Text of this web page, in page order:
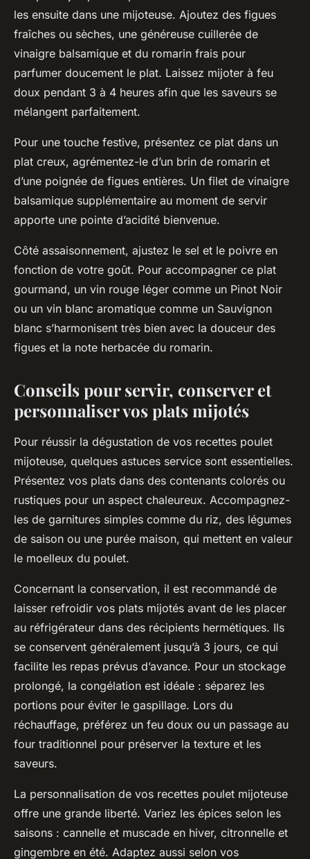
les ensuite dans une mijoteuse. Ajoutez des figues
fraîches ou sèches, une généreuse cuillerée de
vinaigre balsamique et du romarin frais pour
parfumer doucement le plat. Laissez mijoter à feu
doux pendant 3 à 4 heures afin que les saveurs se
mélangent parfaitement.
Pour une touche festive, présentez ce plat dans un
plat creux, agrémentez-le d’un brin de romarin et
d’une poignée de figues entières. Un filet de vinaigre
balsamique supplémentaire au moment de servir
apporte une pointe d’acidité bienvenue.
Côté assaisonnement, ajustez le sel et le poivre en
fonction de votre goût. Pour accompagner ce plat
gourmand, un vin rouge léger comme un Pinot Noir
ou un vin blanc aromatique comme un Sauvignon
blanc s’harmonisent très bien avec la douceur des
figues et la note herbacée du romarin.
Conseils pour servir, conserver et
personnaliser vos plats mijotés
Pour réussir la dégustation de vos recettes poulet
mijoteuse, quelques astuces service sont essentielles.
Présentez vos plats dans des contenants colorés ou
rustiques pour un aspect chaleureux. Accompagnez-
les de garnitures simples comme du riz, des légumes
de saison ou une purée maison, qui mettent en valeur
le moelleux du poulet.
Concernant la conservation, il est recommandé de
laisser refroidir vos plats mijotés avant de les placer
au réfrigérateur dans des récipients hermétiques. Ils
se conservent généralement jusqu’à 3 jours, ce qui
facilite les repas prévus d’avance. Pour un stockage
prolongé, la congélation est idéale : séparez les
portions pour éviter le gaspillage. Lors du
réchauffage, préférez un feu doux ou un passage au
four traditionnel pour préserver la texture et les
saveurs.
La personnalisation de vos recettes poulet mijoteuse
offre une grande liberté. Variez les épices selon les
saisons : cannelle et muscade en hiver, citronnelle et
gingembre en été. Adaptez aussi selon vos